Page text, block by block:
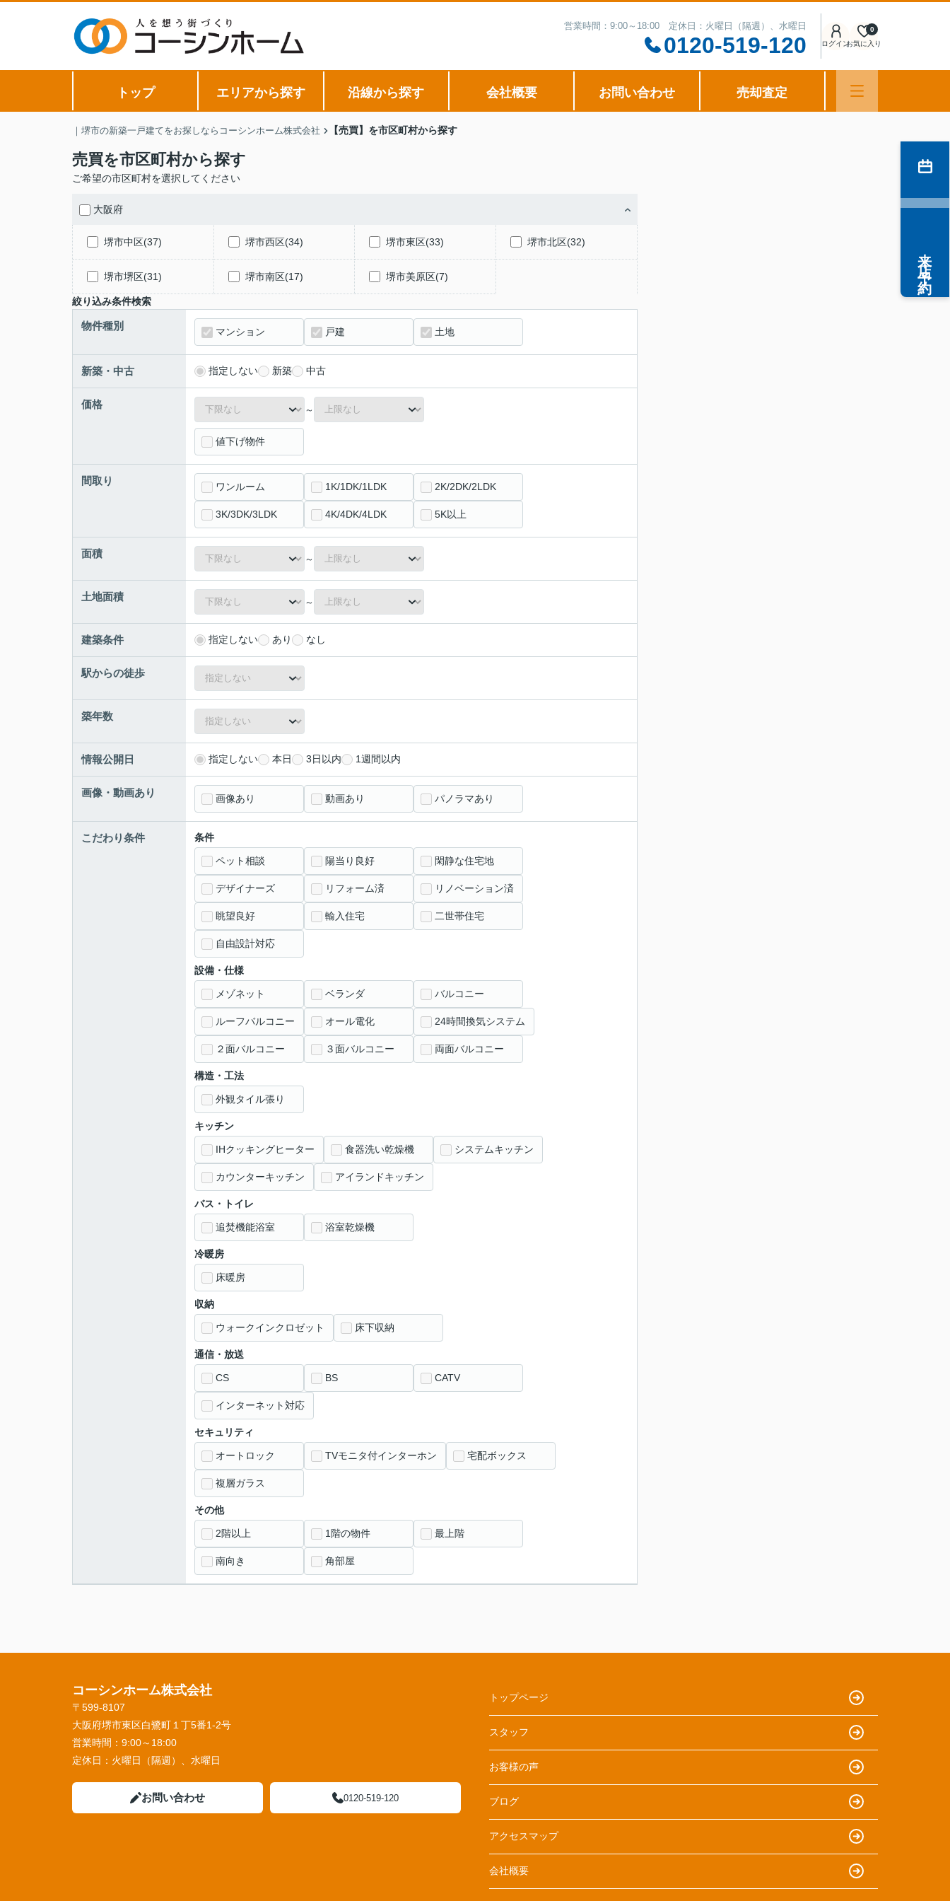
営業時間：9:00～18:00 定休日：火曜日（隔週）、水曜日
0120-519-120 ログインお気に入り
0
トップ エリアから探す 沿線から探す 会社概要 お問い合わせ 売却査定
｜堺市の新築一戸建てをお探しならコーシンホーム株式会社 【売買】を市区町村から探す
売買を市区町村から探す
ご希望の市区町村を選択してください
大阪府
堺市中区(37) 堺市西区(34) 堺市東区(33) 堺市北区(32)
堺市堺区(31) 堺市南区(17) 堺市美原区(7)
絞り込み条件検索
物件種別 マンション 戸建 土地
新築・中古 指定しない 新築 中古
価格 ～
値下げ物件
間取り ワンルーム 1K/1DK/1LDK 2K/2DK/2LDK
3K/3DK/3LDK 4K/4DK/4LDK 5K以上
面積 ～
土地面積 ～
建築条件 指定しない あり なし
駅からの徒歩
築年数
情報公開日 指定しない 本日 3日以内 1週間以内
画像・動画あり 画像あり 動画あり パノラマあり
こだわり条件 条件
ペット相談 陽当り良好 閑静な住宅地
デザイナーズ リフォーム済 リノベーション済
眺望良好 輸入住宅 二世帯住宅
自由設計対応
設備・仕様
メゾネット ベランダ バルコニー
ルーフバルコニー オール電化 24時間換気システム
２面バルコニー ３面バルコニー 両面バルコニー
構造・工法
外観タイル張り
キッチン
IHクッキングヒーター 食器洗い乾燥機 システムキッチン
カウンターキッチン アイランドキッチン
バス・トイレ
追焚機能浴室 浴室乾燥機
冷暖房
床暖房
収納
ウォークインクロゼット 床下収納
通信・放送
CS BS CATV
インターネット対応
セキュリティ
オートロック TVモニタ付インターホン 宅配ボックス
複層ガラス
その他
2階以上 1階の物件 最上階
南向き 角部屋
来店予約
コーシンホーム株式会社
〒599-8107
大阪府堺市東区白鷺町１丁5番1‐2号
営業時間： 9:00～18:00
定休日： 火曜日（隔週）、水曜日
お問い合わせ 0120-519-120
トップページ
スタッフ
お客様の声
ブログ
アクセスマップ
会社概要